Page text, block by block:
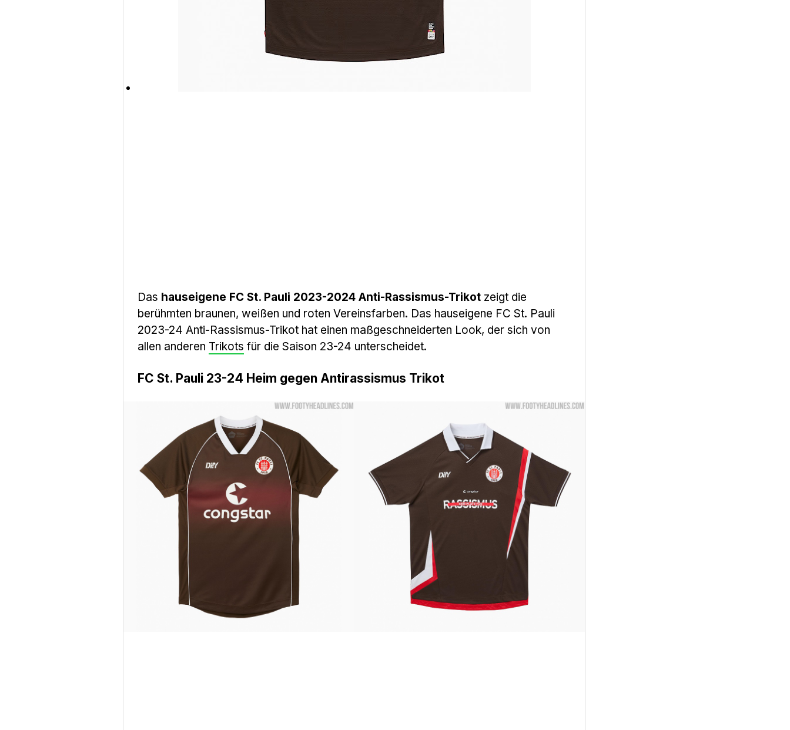
Das hauseigene FC St. Pauli 2023-2024 Anti-Rassismus-Trikot zeigt die
berühmten braunen, weißen und roten Vereinsfarben. Das hauseigene FC St. Pauli
2023-24 Anti-Rassismus-Trikot hat einen maßgeschneiderten Look, der sich von
allen anderen Trikots für die Saison 23-24 unterscheidet.
FC St. Pauli 23-24 Heim gegen Antirassismus Trikot